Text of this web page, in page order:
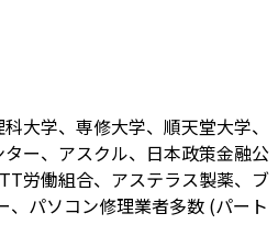
大学、専修大学、順天堂大学、
ー、アスクル、日本政策金融公
労働組合、アステラス製薬、ブ
、パソコン修理業者多数 (パート